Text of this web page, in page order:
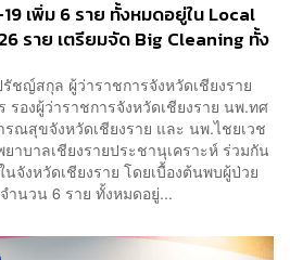
เพิ่ม 6 ราย ทั้งหมดอยู่ใน Local
ราย เตรียมจัด Big Cleaning ทั้ง
ญ์สกุล ผู้ว่าราชการจังหวัดเชียงราย
องผู้ว่าราชการจังหวัดเชียงราย นพ.ทศ
ณสุขจังหวัดเชียงราย และ นพ.ไชยเวช
าบาลเชียงรายประชานุเคราะห์ ร่วมกัน
จังหวัดเชียงราย โดยเบื้องต้นพบผู้ป่วย
ำนวน 6 ราย ทั้งหมดอยู่...